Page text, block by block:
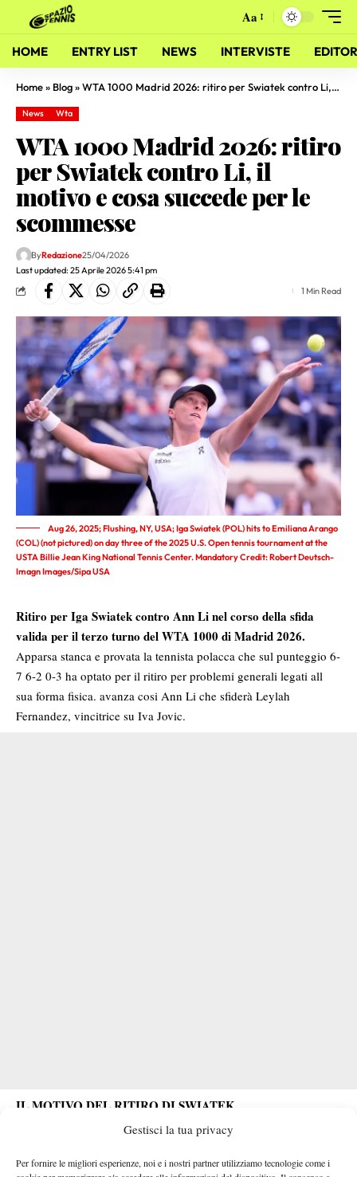
Gestisci la tua privacy
Per fornire le migliori esperienze, noi e i nostri partner utilizziamo tecnologie come i
Aa
HOME ENTRY LIST NEWS INTERVISTE
Home» Blog»WTA 1000 Madrid 2026: ritiro per Swiatek contro Li, il motivo e cosa succede per le scommesse
News Wta
WTA 1000 Madrid 2026: ritiro
per Swiatek contro Li, il
motivo e cosa succede per le
scommesse
Last updated: 25 Aprile 2026 5:41 pm
ByRedazione25/04/2026
1 Min Read
Aug 26, 2025; Flushing, NY, USA; Iga Swiatek (POL) hits to Emiliana Arango
(COL) (not pictured) on day three of the 2025 U.S. Open tennis tournament at the
USTA Billie Jean King National Tennis Center. Mandatory Credit: Robert Deutsch-
Imagn Images/Sipa USA
Ritiro per Iga Swiatek contro Ann Li nel corso della sfida
valida per il terzo turno del WTA 1000 di Madrid 2026.
Apparsa stanca e provata la tennista polacca che sul punteggio 6-
7 6-2 0-3 ha optato per il ritiro per problemi generali legati all
sua forma fisica. avanza cosi Ann Li che sfiderà Leylah
Fernandez, vincitrice su Iva Jovic.
IL MOTIVO DEL RITIRO DI SWIATEK
RITIRO SWIATEK, COSA SUCCEDE CON LE